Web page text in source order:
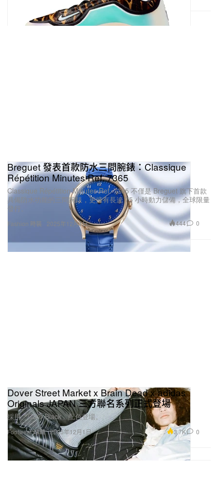
Fashion 時裝
Breguet 發表首款防水三問腕錶：Classique
Répétition Minutes Ref. 7365
Classique Répétition Minutes Ref. 7365 不僅是 Breguet 旗下首款
具備防水功能的三問腕錶，更擁有長達 75 小時動力儲備，全球限量
發行。
2025年12月1日 444 0
Footwear 球鞋
Dover Street Market x Brain Dead x adidas
Originals JAPAN 三方聯名系列正式登場
採用「Core Black」配色登場。
2025年12月1日 3.7K 0